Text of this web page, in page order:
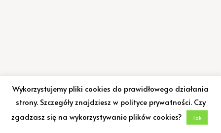
Neve| Powered byWordPress
Wykorzystujemy pliki cookies do prawidłowego działania
strony. Szczegóły znajdziesz w polityce prywatności. Czy
zgadzasz się na wykorzystywanie plików cookies?
Tak